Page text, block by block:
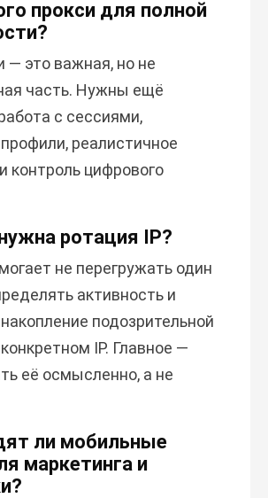
прокси для полной
— это важная, но не
часть. Нужны ещё
с сессиями,
реалистичное
контроль цифрового
ротация IP?
не перегружать один
активность и
подозрительной
IP. Главное —
её осмысленно, а не
ли мобильные
маркетинга и